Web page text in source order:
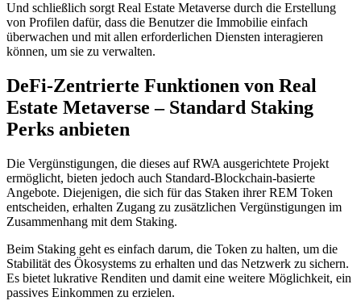
Und schließlich sorgt Real Estate Metaverse durch die Erstellung
von Profilen dafür, dass die Benutzer die Immobilie einfach
überwachen und mit allen erforderlichen Diensten interagieren
können, um sie zu verwalten.
DeFi-Zentrierte Funktionen von Real
Estate Metaverse – Standard Staking
Perks anbieten
Die Vergünstigungen, die dieses auf RWA ausgerichtete Projekt
ermöglicht, bieten jedoch auch Standard-Blockchain-basierte
Angebote. Diejenigen, die sich für das Staken ihrer REM Token
entscheiden, erhalten Zugang zu zusätzlichen Vergünstigungen im
Zusammenhang mit dem Staking.
Beim Staking geht es einfach darum, die Token zu halten, um die
Stabilität des Ökosystems zu erhalten und das Netzwerk zu sichern.
Es bietet lukrative Renditen und damit eine weitere Möglichkeit, ein
passives Einkommen zu erzielen.